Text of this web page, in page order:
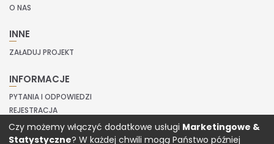
O NAS
INNE
ZAŁADUJ PROJEKT
INFORMACJE
PYTANIA I ODPOWIEDZI
REJESTRACJA
LOGOWANIE
Czy możemy włączyć dodatkowe usługi Marketingowe &
Statystyczne? W każdej chwili mogą Państwo później